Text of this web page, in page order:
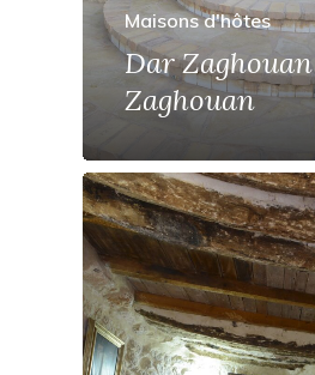
Maisons d'hôtes
Dar Zaghouan
Zaghouan